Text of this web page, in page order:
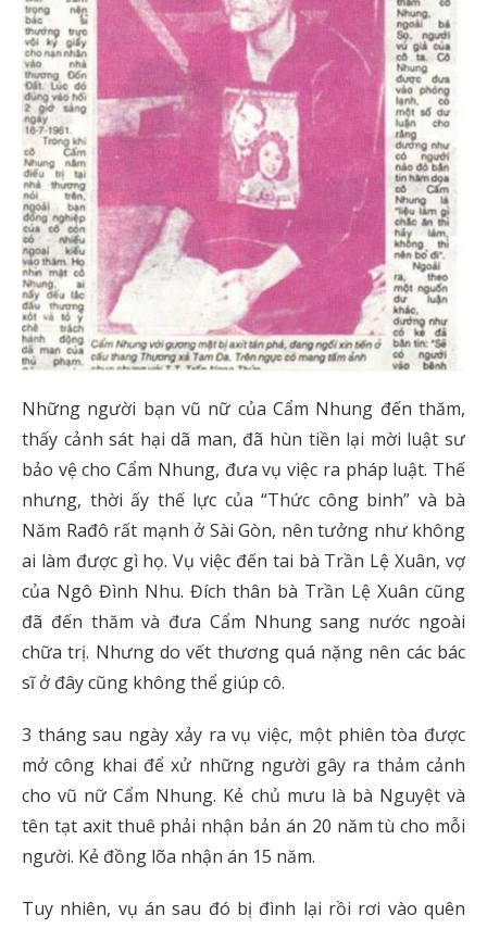
Những người bạn vũ nữ của Cẩm Nhung đến thăm,
thấy cảnh sát hại dã man, đã hùn tiền lại mời luật sư
bảo vệ cho Cẩm Nhung, đưa vụ việc ra pháp luật. Thế
nhưng, thời ấy thế lực của “Thức công binh” và bà
Năm Rađô rất mạnh ở Sài Gòn, nên tưởng như không
ai làm được gì họ. Vụ việc đến tai bà Trần Lệ Xuân, vợ
của Ngô Đình Nhu. Đích thân bà Trần Lệ Xuân cũng
đã đến thăm và đưa Cẩm Nhung sang nước ngoài
chữa trị. Nhưng do vết thương quá nặng nên các bác
sĩ ở đây cũng không thể giúp cô.
3 tháng sau ngày xảy ra vụ việc, một phiên tòa được
mở công khai để xử những người gây ra thảm cảnh
cho vũ nữ Cẩm Nhung. Kẻ chủ mưu là bà Nguyệt và
tên tạt axit thuê phải nhận bản án 20 năm tù cho mỗi
người. Kẻ đồng lõa nhận án 15 năm.
Tuy nhiên, vụ án sau đó bị đình lại rồi rơi vào quên